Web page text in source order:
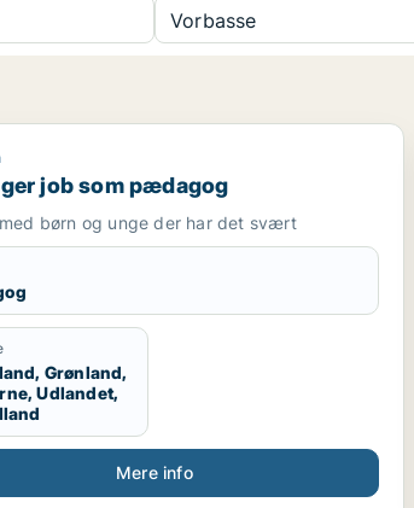
Vorbasse
job som pædagog
job som pædagog
børn og unge der har det svært
Grønland,
Udlandet,
Mere info